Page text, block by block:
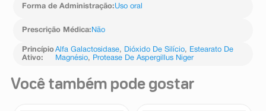
Forma de Administração:Uso oral
Prescrição Médica: Não
Princípio
Ativo:
Alfa Galactosidase, Dióxido De Silício, Estearato De
Magnésio, Protease De Aspergillus Niger
Você também pode gostar